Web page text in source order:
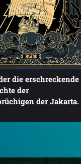
die erschreckende
der
der Jakarta.